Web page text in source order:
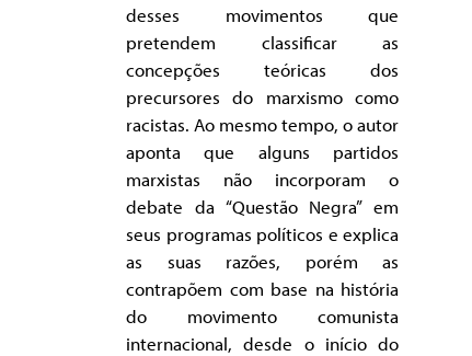
desses movimentos que
pretendem classificar as
concepções teóricas dos
precursores do marxismo como
racistas. Ao mesmo tempo, o autor
aponta que alguns partidos
marxistas não incorporam o
debate da “Questão Negra” em
seus programas políticos e explica
as suas razões, porém as
contrapõem com base na história
do movimento comunista
internacional, desde o início do